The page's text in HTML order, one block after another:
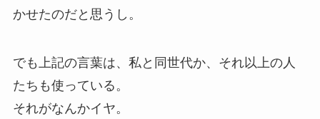
かせたのだと思うし。
でも上記の言葉は、私と同世代か、それ以上の人
たちも使っている。
それがなんかイヤ。